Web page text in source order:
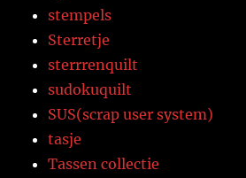
stempels
Sterretje
sterrrenquilt
sudokuquilt
SUS(scrap user system)
tasje
Tassen collectie